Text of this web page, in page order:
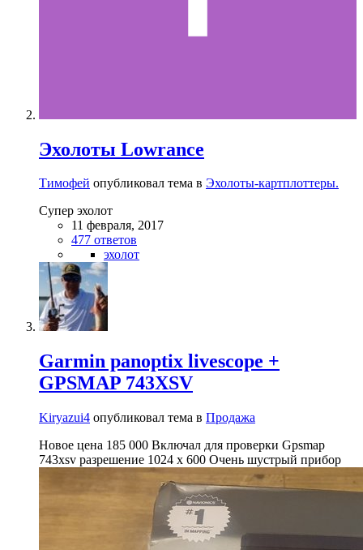
Эхолоты Lowrance
Тимофей опубликовал тема в Эхолоты-картплоттеры.
Супер эхолот
11 февраля, 2017
477 ответов
эхолот
Garmin panoptix livescope +
GPSMAP 743XSV
Kiryazui4 опубликовал тема в Продажа
Новое цена 185 000 Включал для проверки Gpsmap
743xsv разрешение 1024 x 600 Очень шустрый прибор